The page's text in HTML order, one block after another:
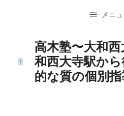
メニ
高木塾〜大和
和西大寺駅か
的な質の個別